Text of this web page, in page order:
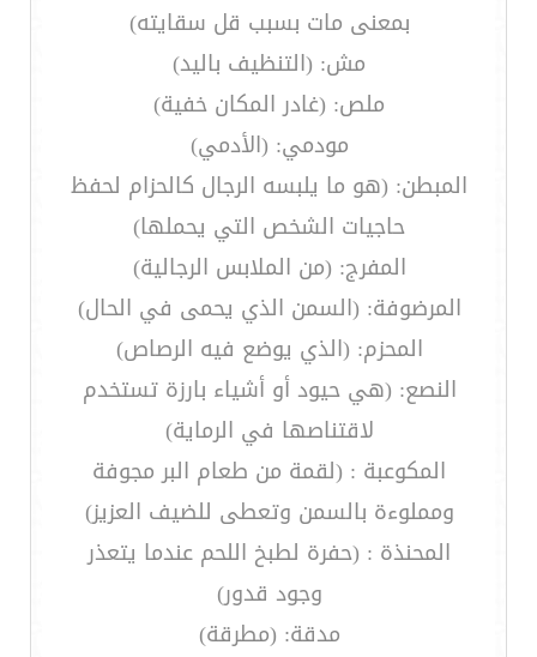
بمعنى مات بسبب قل سقايته)
مش: (التنظيف باليد)
ملص: (غادر المكان خفية)
مودمي: (الأدمي)
المبطن: (هو ما يلبسه الرجال كالحزام لحفظ
حاجيات الشخص التي يحملها)
المفرج: (من الملابس الرجالية)
المرضوفة: (السمن الذي يحمى في الحال)
المحزم: (الذي يوضع فيه الرصاص)
النصع: (هي حيود أو أشياء بارزة تستخدم
لاقتناصها في الرماية)
المكوعبة : (لقمة من طعام البر مجوفة
ومملوءة بالسمن وتعطى للضيف العزيز)
المحنذة : (حفرة لطبخ اللحم عندما يتعذر
وجود قدور)
مدقة: (مطرقة)